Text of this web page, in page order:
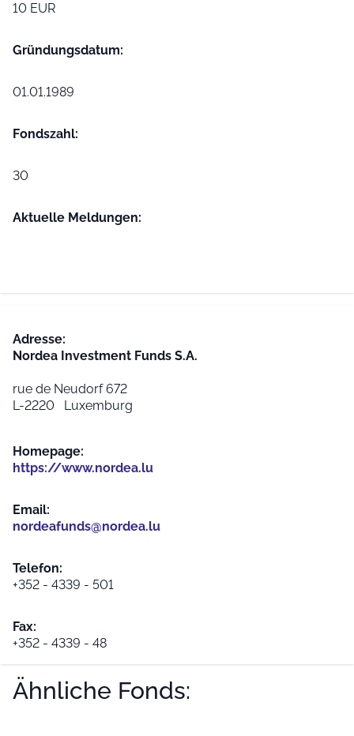
10 EUR
Gründungs­datum:
01.01.1989
Fondszahl:
30
Aktuelle Meldungen:
Adresse:
Nordea Investment Funds S.A.
rue de Neudorf 672
L-2220 Luxemburg
Homepage:
https://www.nordea.lu
Email:
nordeafunds@nordea.lu
Telefon:
+352 - 4339 - 501
Fax:
+352 - 4339 - 48
Ähnliche Fonds: